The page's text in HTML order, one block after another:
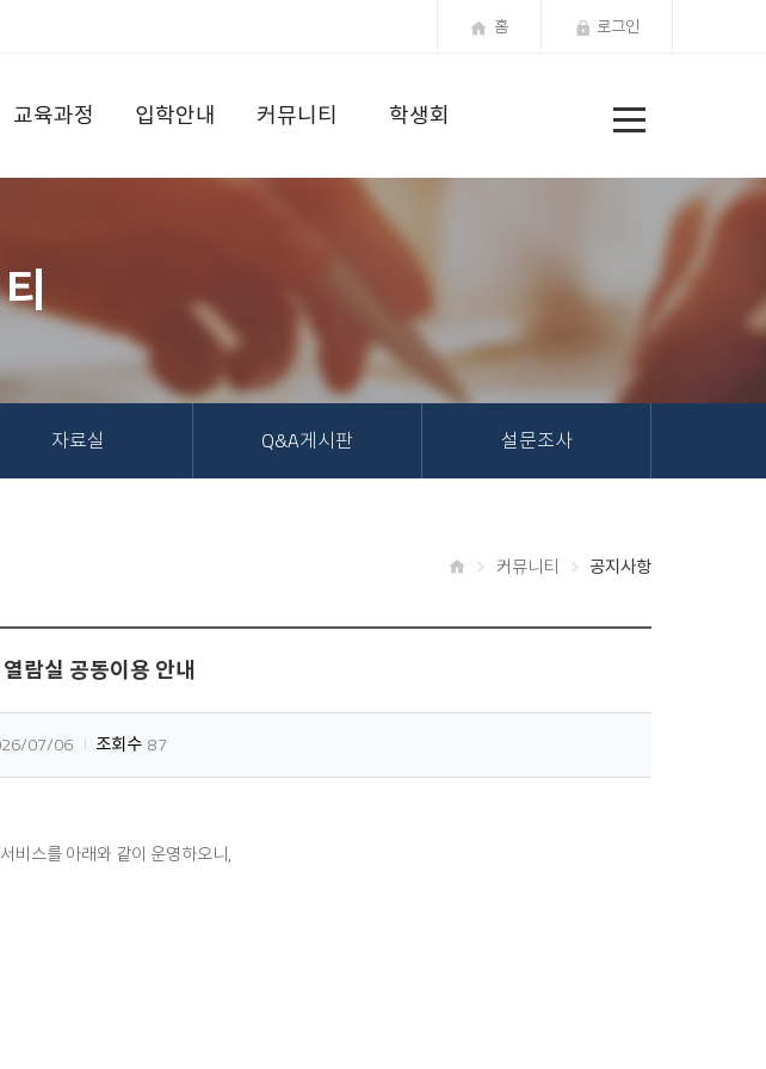
뉴
홈 로그인
교육과정 입학안내 커뮤니티 학생회
자료실 Q&A게시판 설문조사
커뮤니티 공지사항
람실 공동이용 안내
07/06 조회수 87
비스를 아래와 같이 운영하오니,